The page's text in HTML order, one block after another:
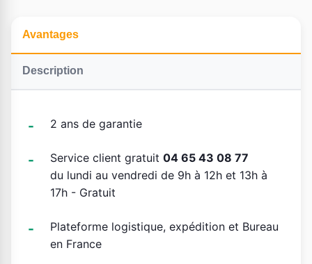
Avantages
Description
2 ans de garantie
Service client gratuit 04 65 43 08 77
du lundi au vendredi de 9h à 12h et 13h à
17h - Gratuit
Plateforme logistique, expédition et Bureau
en France